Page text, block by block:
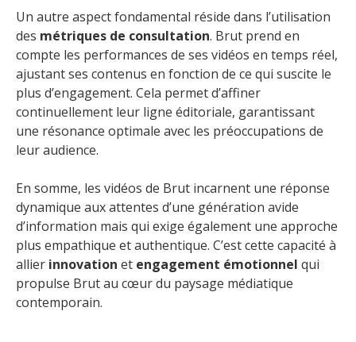
Un autre aspect fondamental réside dans l’utilisation
des métriques de consultation. Brut prend en
compte les performances de ses vidéos en temps réel,
ajustant ses contenus en fonction de ce qui suscite le
plus d’engagement. Cela permet d’affiner
continuellement leur ligne éditoriale, garantissant
une résonance optimale avec les préoccupations de
leur audience.
En somme, les vidéos de Brut incarnent une réponse
dynamique aux attentes d’une génération avide
d’information mais qui exige également une approche
plus empathique et authentique. C’est cette capacité à
allier innovation et engagement émotionnel qui
propulse Brut au cœur du paysage médiatique
contemporain.